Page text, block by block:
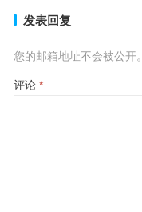
发表回复
您的邮箱地址不会被公开。
评论 *